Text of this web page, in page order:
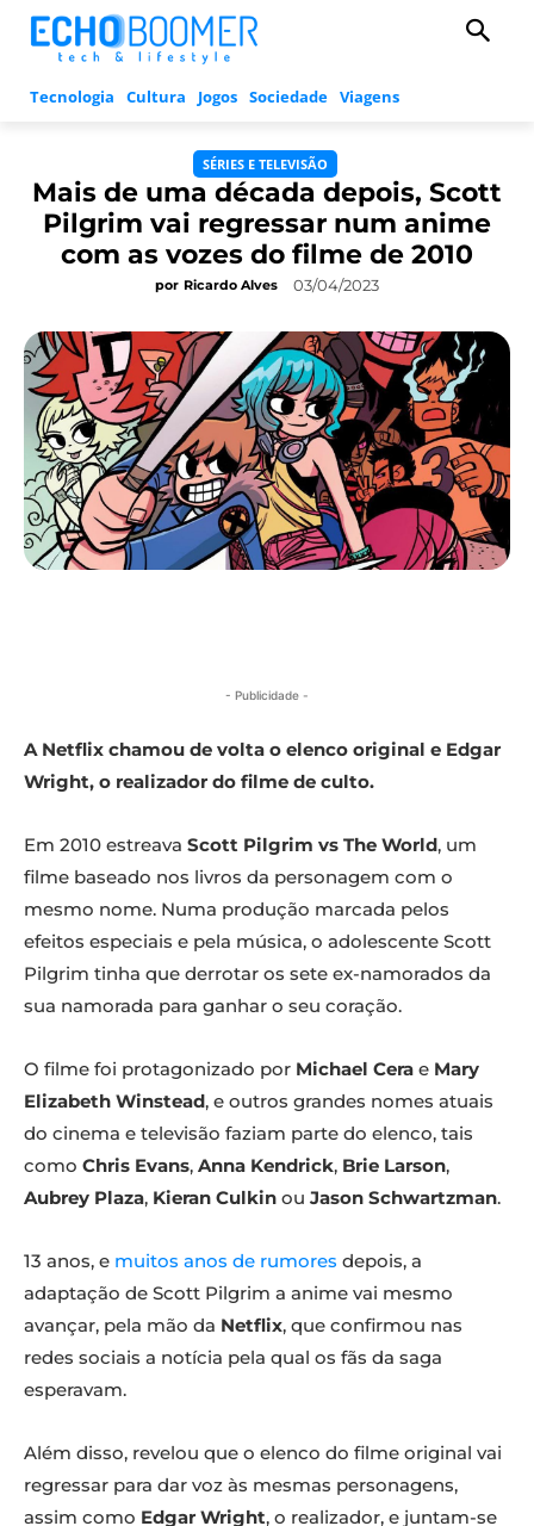
Tecnologia Cultura Jogos Sociedade Viagens
SÉRIES E TELEVISÃO
Mais de uma década depois, Scott
Pilgrim vai regressar num anime
com as vozes do filme de 2010
por Ricardo Alves 03/04/2023
- Publicidade -
A Netflix chamou de volta o elenco original e Edgar
Wright, o realizador do filme de culto.
Em 2010 estreava Scott Pilgrim vs The World, um
filme baseado nos livros da personagem com o
mesmo nome. Numa produção marcada pelos
efeitos especiais e pela música, o adolescente Scott
Pilgrim tinha que derrotar os sete ex-namorados da
sua namorada para ganhar o seu coração.
O filme foi protagonizado por Michael Cera e Mary
Elizabeth Winstead, e outros grandes nomes atuais
do cinema e televisão faziam parte do elenco, tais
como Chris Evans, Anna Kendrick, Brie Larson,
Aubrey Plaza, Kieran Culkin ou Jason Schwartzman.
13 anos, e muitos anos de rumores depois, a
adaptação de Scott Pilgrim a anime vai mesmo
avançar, pela mão da Netflix, que confirmou nas
redes sociais a notícia pela qual os fãs da saga
esperavam.
Além disso, revelou que o elenco do filme original vai
regressar para dar voz às mesmas personagens,
assim como Edgar Wright, o realizador, e juntam-se